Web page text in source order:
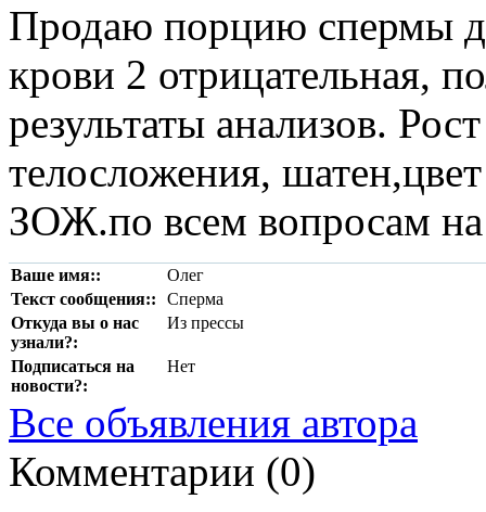
Продаю порцию спермы
крови 2 отрицательная,
результаты анализов.
телосложения,
ЗОЖ.по всем вопросам
Ваше имя::
Олег
Текст сообщения::
Сперма
Откуда вы о нас
узнали?:
Из прессы
Подписаться на
новости?:
Нет
Все объявления автора
Комментарии (0)